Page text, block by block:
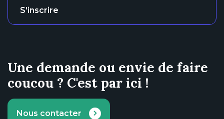
S'inscrire
Une demande ou envie de faire
coucou ? C'est par ici !
Nous contacter